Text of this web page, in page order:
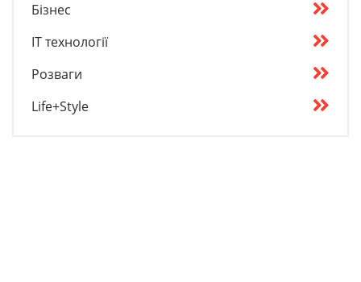
Бізнес
IT технології
Розваги
Life+Style